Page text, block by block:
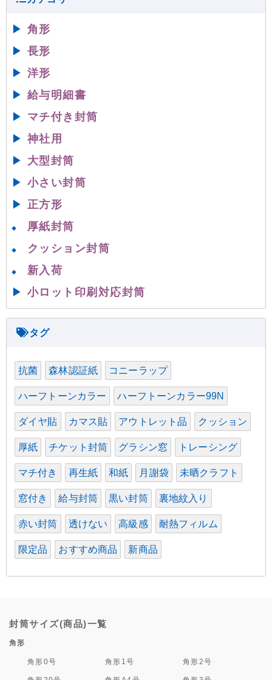
▶ 角形
▶ 長形
▶ 洋形
▶ 給与明細書
▶ マチ付き封筒
▶ 神社用
▶ 大型封筒
▶ 小さい封筒
▶ 正方形
◆ 厚紙封筒
◆ クッション封筒
◆
新入荷
▶ 小ロット印刷対応封筒
抗菌 森林認証紙 コニーラップ
ハーフトーンカラー ハーフトーンカラー99N
ダイヤ貼 カマス貼 アウトレット品 クッション
厚紙 チケット封筒 グラシン窓 トレーシング
マチ付き 再生紙 和紙 月謝袋 未晒クラフト
窓付き 給与封筒 黒い封筒 裏地紋入り
赤い封筒 透けない 高級感 耐熱フィルム
限定品 おすすめ商品 新商品
封筒サイズ(商品)一覧
角形
角形0号 角形1号 角形2号